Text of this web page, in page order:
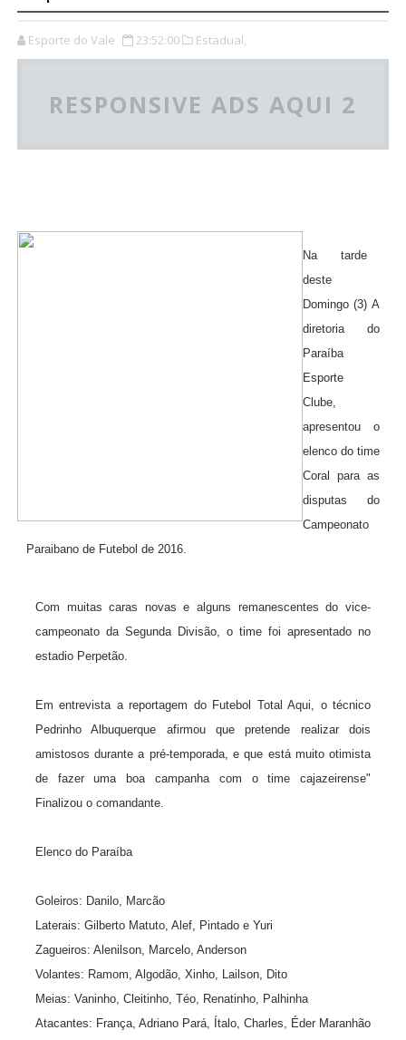
Esporte do Vale 23:52:00 Estadual,
RESPONSIVE ADS AQUI 2
Na tarde
deste
Domingo (3) A
diretoria do
Paraíba
Esporte
Clube,
apresentou o
elenco do time
Coral para as
disputas do
Campeonato
Paraibano de Futebol de 2016.
Com muitas caras novas e alguns remanescentes do vice-
campeonato da Segunda Divisão, o time foi apresentado no
estadio Perpetão.
Em entrevista a reportagem do Futebol Total Aqui, o técnico
Pedrinho Albuquerque afirmou que pretende realizar dois
amistosos durante a pré-temporada, e que está muito otimista
de fazer uma boa campanha com o time cajazeirense"
Finalizou o comandante.
Elenco do Paraíba
Goleiros: Danilo, Marcão
Laterais: Gilberto Matuto, Alef, Pintado e Yuri
Zagueiros: Alenilson, Marcelo, Anderson
Volantes: Ramom, Algodão, Xinho, Lailson, Dito
Meias: Vaninho, Cleitinho, Téo, Renatinho, Palhinha
Atacantes: França, Adriano Pará, Ítalo, Charles, Éder Maranhão